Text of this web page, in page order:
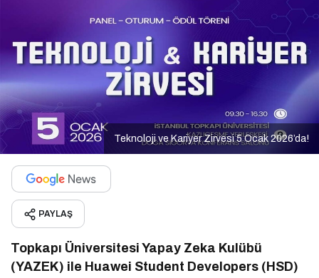
Teknoloji ve Kariyer Zirvesi 5 Ocak 2026’da!
PAYLAŞ
Topkapı Üniversitesi Yapay Zeka Kulübü
(YAZEK) ile Huawei Student Developers (HSD)